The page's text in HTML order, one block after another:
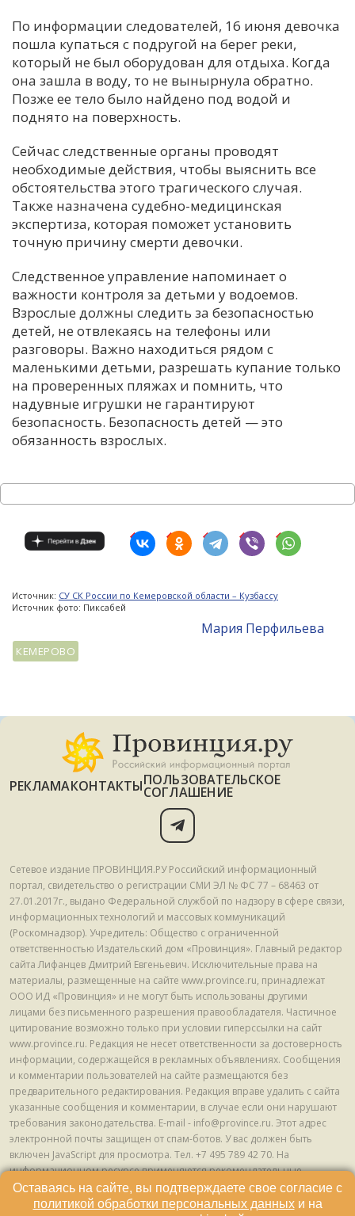
М
Н
Х
Ч
По информации следователей, 16 июня девочка
пошла купаться с подругой на берег реки,
который не был оборудован для отдыха. Когда
она зашла в воду, то не вынырнула обратно.
Позже ее тело было найдено под водой и
поднято на поверхность.
Сейчас следственные органы проводят
необходимые действия, чтобы выяснить все
обстоятельства этого трагического случая.
Также назначена судебно-медицинская
экспертиза, которая поможет установить
точную причину смерти девочки.
Следственное управление напоминает о
важности контроля за детьми у водоемов.
Взрослые должны следить за безопасностью
детей, не отвлекаясь на телефоны или
разговоры. Важно находиться рядом с
маленькими детьми, разрешать купание только
на проверенных пляжах и помнить, что
надувные игрушки не гарантируют
безопасность. Безопасность детей — это
обязанность взрослых.
Источник: СУ СК России по Кемеровской области – Кузбассу
Источник фото: Пиксабей
Мария Перфильева
КЕМЕРОВО
РЕКЛАМАКОНТАКТЫПОЛЬЗОВАТЕЛЬСКОЕ
СОГЛАШЕНИЕ
Сетевое издание ПРОВИНЦИЯ.РУ Российский информационный
портал, свидетельство о регистрации СМИ ЭЛ № ФС 77 – 68463 от
27.01.2017г., выдано Федеральной службой по надзору в сфере связи,
информационных технологий и массовых коммуникаций
(Роскомнадзор). Учредитель: Общество с ограниченной
ответственностью Издательский дом «Провинция». Главный редактор
сайта Лифанцев Дмитрий Евгеньевич. Исключительные права на
материалы, размещенные на сайте www.province.ru, принадлежат
ООО ИД «Провинция» и не могут быть использованы другими
лицами без письменного разрешения правообладателя. Частичное
цитирование возможно только при условии гиперссылки на сайт
www.province.ru. Редакция не несет ответственности за достоверность
информации, содержащейся в рекламных объявлениях. Сообщения
и комментарии пользователей на сайте размещаются без
предварительного редактирования. Редакция вправе удалить с сайта
указанные сообщения и комментарии, в случае если они нарушают
требования законодательства. E-mail - info@province.ru. Этот адрес
электронной почты защищен от спам-ботов. У вас должен быть
включен JavaScript для просмотра. Tел. +7 495 789 42 70. На
информационном ресурсе применяются рекомендательные
технологии (информационные технологии предоставления
информации на основе сбора, систематизации и анализа сведений,
Оставаясь на сайте, вы подтверждаете свое согласие с
политикой обработки персональных данныхи на